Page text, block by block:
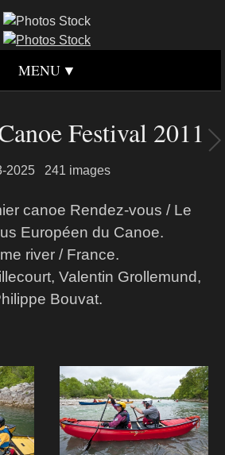
MENU
Festival 2011
2025 241 images
canoe Rendez-vous / Le
Européen du Canoe.
river / France.
Valentin Grollemund,
Bouvat.